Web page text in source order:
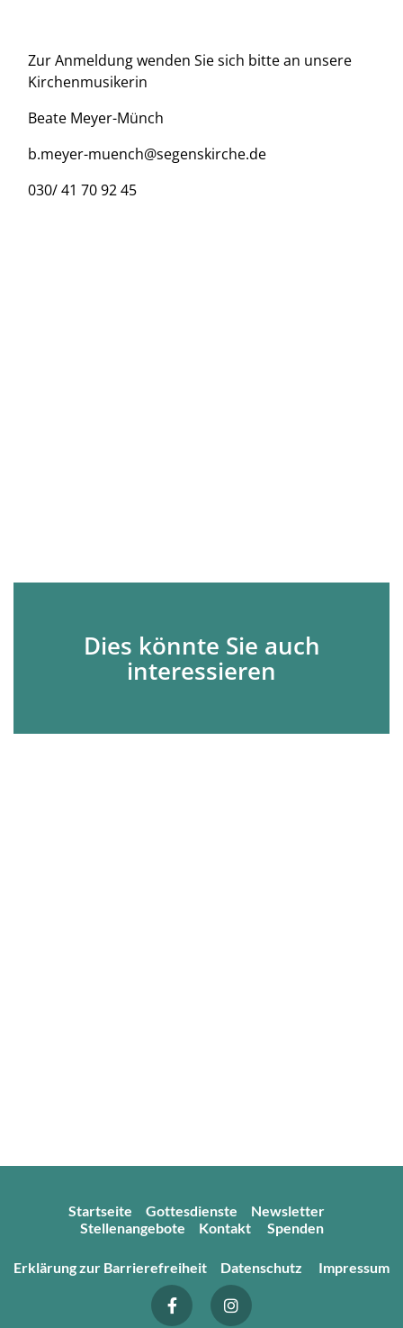
Zur Anmeldung wenden Sie sich bitte an unsere
Kirchenmusikerin
Beate Meyer-Münch
b.meyer-muench@segenskirche.de
030/ 41 70 92 45
Dies könnte Sie auch
interessieren
Startseite Gottesdienste
Newsletter
Stellenangebote
Kontakt Spenden
Erklärung zur Barrierefreiheit Datenschutz Impressum